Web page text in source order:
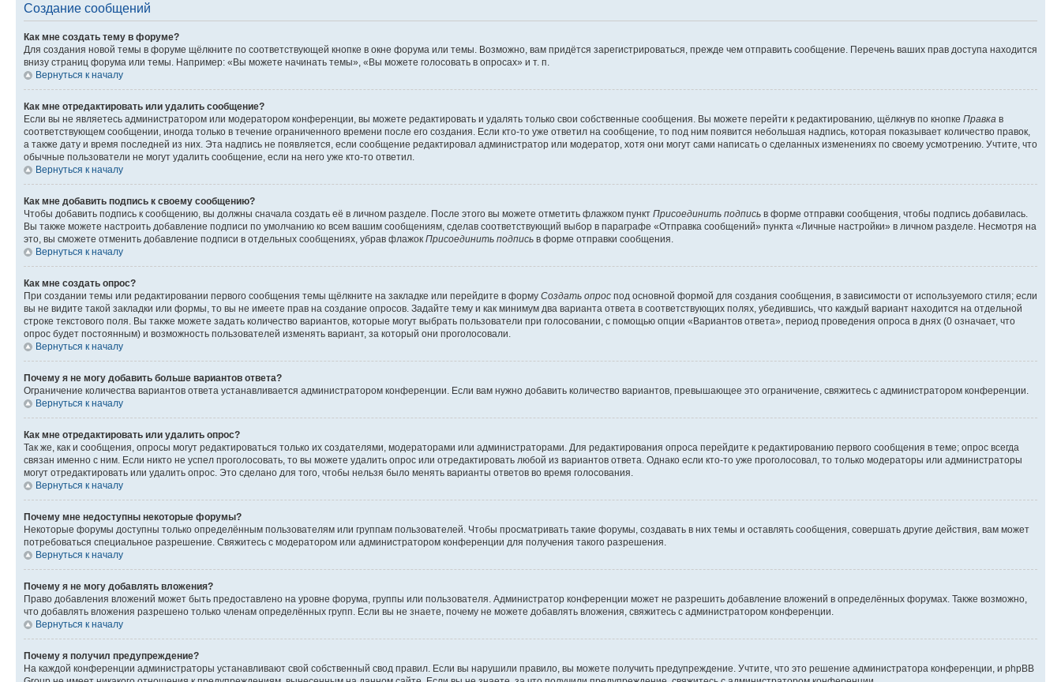
Создание сообщений
Как мне создать тему в форуме?
Для создания новой темы в форуме щёлкните по соответствующей кнопке в окне форума или темы. Возможно, вам придётся зарегистрироваться, прежде чем отправить сообщение. Перечень ваших прав доступа находится
внизу страниц форума или темы. Например: «Вы можете начинать темы», «Вы можете голосовать в опросах» и т. п.
Вернуться к началу
Как мне отредактировать или удалить сообщение?
Если вы не являетесь администратором или модератором конференции, вы можете редактировать и удалять только свои собственные сообщения. Вы можете перейти к редактированию, щёлкнув по кнопке Правка в
соответствующем сообщении, иногда только в течение ограниченного времени после его создания. Если кто-то уже ответил на сообщение, то под ним появится небольшая надпись, которая показывает количество правок,
а также дату и время последней из них. Эта надпись не появляется, если сообщение редактировал администратор или модератор, хотя они могут сами написать о сделанных изменениях по своему усмотрению. Учтите, что
обычные пользователи не могут удалить сообщение, если на него уже кто-то ответил.
Вернуться к началу
Как мне добавить подпись к своему сообщению?
Чтобы добавить подпись к сообщению, вы должны сначала создать её в личном разделе. После этого вы можете отметить флажком пункт Присоединить подпись в форме отправки сообщения, чтобы подпись добавилась.
Вы также можете настроить добавление подписи по умолчанию ко всем вашим сообщениям, сделав соответствующий выбор в параграфе «Отправка сообщений» пункта «Личные настройки» в личном разделе. Несмотря на
это, вы сможете отменить добавление подписи в отдельных сообщениях, убрав флажок Присоединить подпись в форме отправки сообщения.
Вернуться к началу
Как мне создать опрос?
При создании темы или редактировании первого сообщения темы щёлкните на закладке или перейдите в форму Создать опрос под основной формой для создания сообщения, в зависимости от используемого стиля; если
вы не видите такой закладки или формы, то вы не имеете прав на создание опросов. Задайте тему и как минимум два варианта ответа в соответствующих полях, убедившись, что каждый вариант находится на отдельной
строке текстового поля. Вы также можете задать количество вариантов, которые могут выбрать пользователи при голосовании, с помощью опции «Вариантов ответа», период проведения опроса в днях (0 означает, что
опрос будет постоянным) и возможность пользователей изменять вариант, за который они проголосовали.
Вернуться к началу
Почему я не могу добавить больше вариантов ответа?
Ограничение количества вариантов ответа устанавливается администратором конференции. Если вам нужно добавить количество вариантов, превышающее это ограничение, свяжитесь с администратором конференции.
Вернуться к началу
Как мне отредактировать или удалить опрос?
Так же, как и сообщения, опросы могут редактироваться только их создателями, модераторами или администраторами. Для редактирования опроса перейдите к редактированию первого сообщения в теме; опрос всегда
связан именно с ним. Если никто не успел проголосовать, то вы можете удалить опрос или отредактировать любой из вариантов ответа. Однако если кто-то уже проголосовал, то только модераторы или администраторы
могут отредактировать или удалить опрос. Это сделано для того, чтобы нельзя было менять варианты ответов во время голосования.
Вернуться к началу
Почему мне недоступны некоторые форумы?
Некоторые форумы доступны только определённым пользователям или группам пользователей. Чтобы просматривать такие форумы, создавать в них темы и оставлять сообщения, совершать другие действия, вам может
потребоваться специальное разрешение. Свяжитесь с модератором или администратором конференции для получения такого разрешения.
Вернуться к началу
Почему я не могу добавлять вложения?
Право добавления вложений может быть предоставлено на уровне форума, группы или пользователя. Администратор конференции может не разрешить добавление вложений в определённых форумах. Также возможно,
что добавлять вложения разрешено только членам определённых групп. Если вы не знаете, почему не можете добавлять вложения, свяжитесь с администратором конференции.
Вернуться к началу
Почему я получил предупреждение?
На каждой конференции администраторы устанавливают свой собственный свод правил. Если вы нарушили правило, вы можете получить предупреждение. Учтите, что это решение администратора конференции, и phpBB